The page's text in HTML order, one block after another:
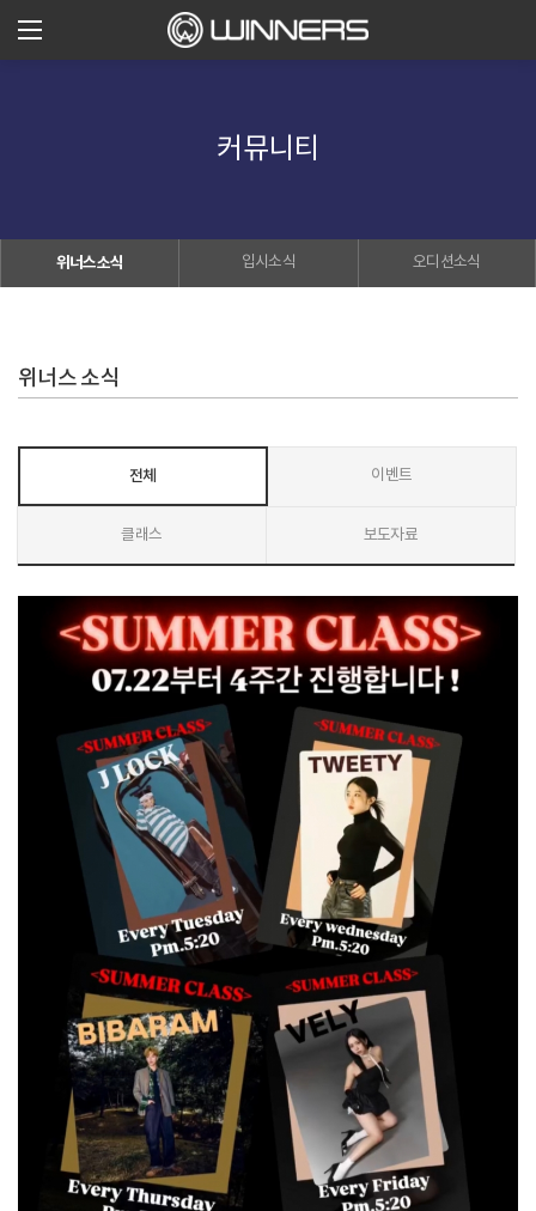
커뮤니티
위너스소식 입시소식 오디션소식
위너스 소식
전체 이벤트
클래스 보도자료